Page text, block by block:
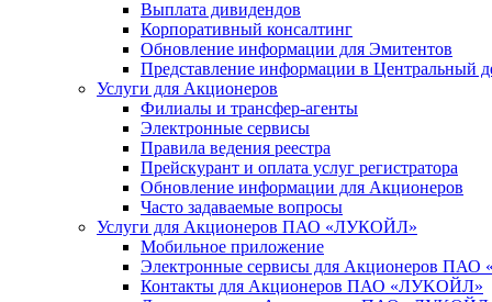
Выплата дивидендов
Корпоративный консалтинг
Обновление информации для Эмитентов
Представление информации в Центральный
Услуги для Акционеров
Филиалы и трансфер-агенты
Электронные сервисы
Правила ведения реестра
Прейскурант и оплата услуг регистратора
Обновление информации для Акционеров
Часто задаваемые вопросы
Услуги для Акционеров ПАО «ЛУКОЙЛ»
Мобильное приложение
Электронные сервисы для Акционеров
Контакты для Акционеров ПАО «ЛУKOЙЛ»